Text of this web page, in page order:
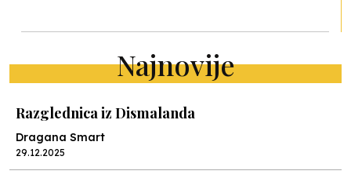
Najnovije
Razglednica iz Dismalanda
Dragana Smart
29.12.2025